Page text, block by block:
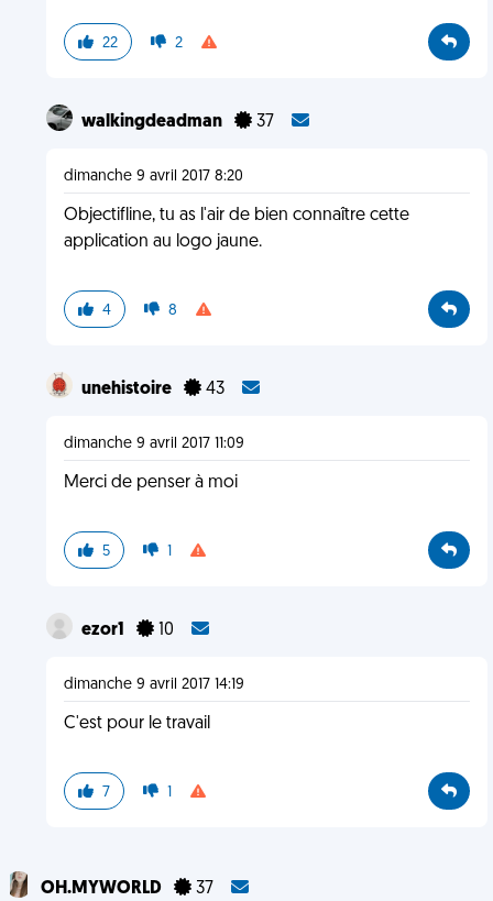
22 2
walkingdeadman 37
dimanche 9 avril 2017 8:20
Objectifline, tu as l'air de bien connaître cette
application au logo jaune.
4 8
unehistoire 43
dimanche 9 avril 2017 11:09
Merci de penser à moi
5 1
ezor1 10
dimanche 9 avril 2017 14:19
C'est pour le travail
7 1
OH.MYWORLD 37